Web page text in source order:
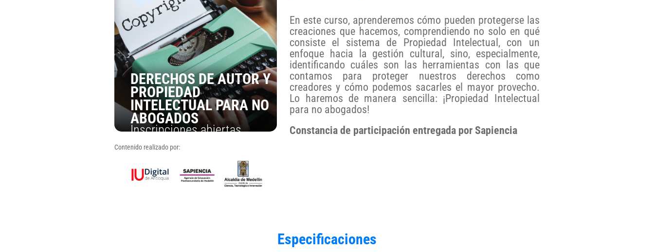
DERECHOS DE AUTOR Y
PROPIEDAD
INTELECTUAL PARA NO
ABOGADOS
Inscripciones abiertas
Contenido realizado por:
En este curso, aprenderemos cómo pueden protegerse las
creaciones que hacemos, comprendiendo no solo en qué
consiste el sistema de Propiedad Intelectual, con un
enfoque hacia la gestión cultural, sino, especialmente,
identificando cuáles son las herramientas con las que
contamos para proteger nuestros derechos como
creadores y cómo podemos sacarles el mayor provecho.
Lo haremos de manera sencilla: ¡Propiedad Intelectual
para no abogados!
Constancia de participación entregada por Sapiencia
Especificaciones